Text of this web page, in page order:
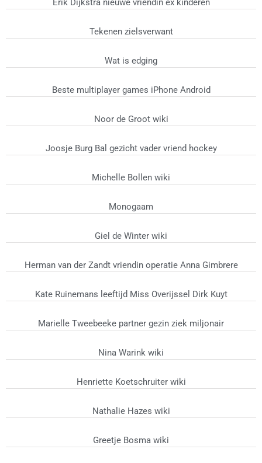
Tekenen zielsverwant
Wat is edging
Beste multiplayer games iPhone Android
Noor de Groot wiki
Joosje Burg Bal gezicht vader vriend hockey
Michelle Bollen wiki
Monogaam
Giel de Winter wiki
Herman van der Zandt vriendin operatie Anna Gimbrere
Kate Ruinemans leeftijd Miss Overijssel Dirk Kuyt
Marielle Tweebeeke partner gezin ziek miljonair
Nina Warink wiki
Henriette Koetschruiter wiki
Nathalie Hazes wiki
Greetje Bosma wiki